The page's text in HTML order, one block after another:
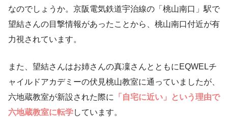
なのでしょうか。京阪電気鉄道宇治線の「桃山南口」駅で
望結さんの目撃情報があったことから、桃山南口付近が有
力視されています。
また、望結さんはお姉さんの真凜さんとともにEQWELチ
ャイルドアカデミーの伏見桃山教室に通っていましたが、
六地蔵教室が新設された際に
「自宅に近い」という理由で
六地蔵教室に転学しています。